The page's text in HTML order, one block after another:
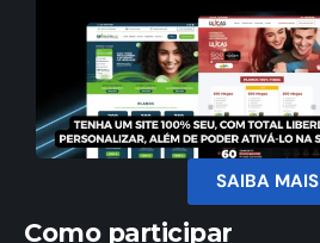
SAIBA MAIS
Como participar